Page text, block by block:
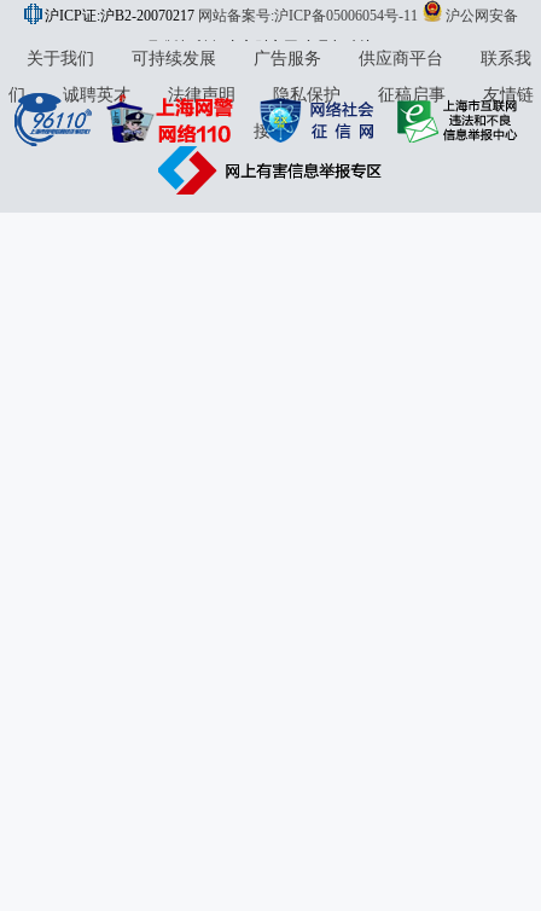
913101046312860336 违法和不良信息举报:021-61278686 举报邮箱：
jubao@eastmoney.com
沪ICP证:沪B2-20070217 网站备案号:沪ICP备05006054号-11
沪公网安备
31010402000120号版权所有:东方财富网意见与建议:4000300059/952500
关于我们 可持续发展 广告服务 供应商平台
联系我
们
诚聘英才 法律声明 隐私保护 征稿启事
友情链
接